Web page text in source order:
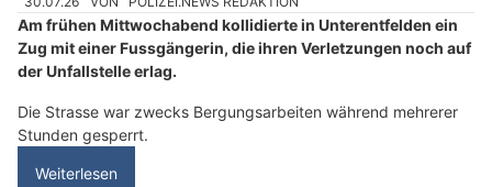
Am frühen Mittwochabend kollidierte in Unterentfelden ein
Zug mit einer Fussgängerin, die ihren Verletzungen noch auf
der Unfallstelle erlag.
Die Strasse war zwecks Bergungsarbeiten während mehrerer
Stunden gesperrt.
Weiterlesen